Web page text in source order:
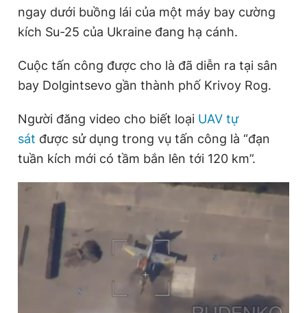
0906 645 777 0908 780 404
Tổng biên tập: Nguyễn Ngọc Toàn
Phó tổng biên tập thường trực: Hải Thành
Phó tổng biên tập: Trần Việt Hưng
Tổng thư ký tòa soạn: Đức Trung
Giấy phép xuất bản số 110/GP - BTTTT cấp ngày 24.3.2020
© 2003-2026 Bản quyền thuộc về Báo Thanh Niên. Cấm sao
bản. Phát triển bởi ePi Technologies, JSC.
ngay dưới buồng lái của một máy bay cường
kích Su-25 của Ukraine đang hạ cánh.
Cuộc tấn công được cho là đã diễn ra tại sân
bay Dolgintsevo gần thành phố Krivoy Rog.
Người đăng video cho biết loại UAV tự
sát được sử dụng trong vụ tấn công là “đạn
tuần kích mới có tầm bắn lên tới 120 km”.